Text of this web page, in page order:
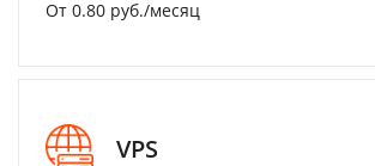
От 0.80 руб./месяц
VPS